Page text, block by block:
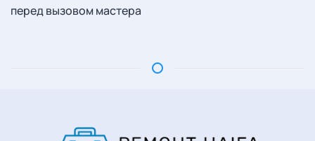
перед вызовом мастера